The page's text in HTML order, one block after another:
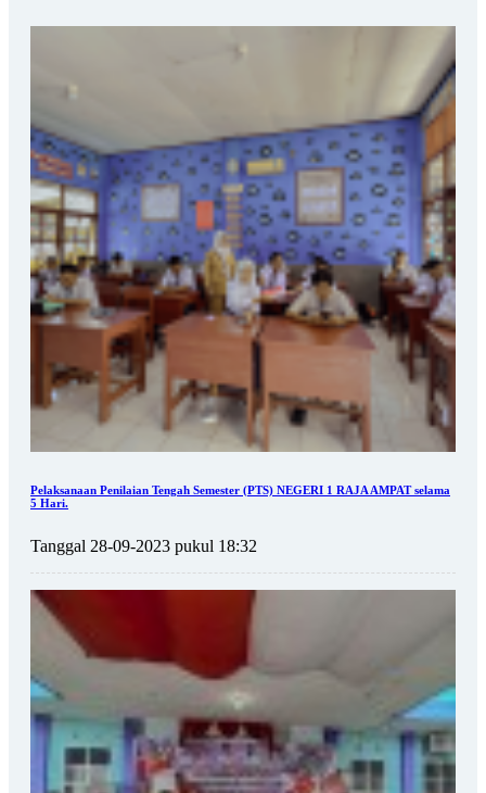
Pelaksanaan Penilaian Tengah Semester (PTS) NEGERI 1 RAJA AMPAT selama
5 Hari.
Tanggal 28-09-2023 pukul 18:32